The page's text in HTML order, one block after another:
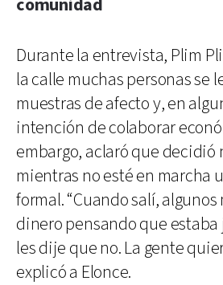
comunidad
Durante la entrevista, Plim
la calle muchas personas se
muestras de afecto y, en
intención de colaborar
embargo, aclaró que decidió
mientras no esté en marcha
formal. “Cuando salí,
dinero pensando que
les dije que no. La gente
explicó a Elonce.